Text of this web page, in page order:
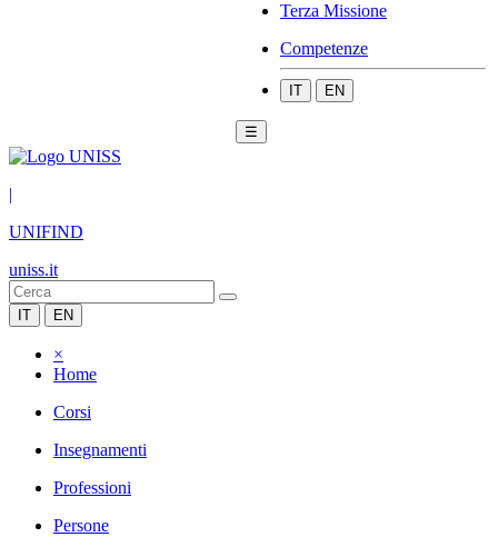
Terza Missione
Competenze
IT EN
☰
|
UNIFIND
uniss.it
IT EN
×
Home
Corsi
Insegnamenti
Professioni
Persone